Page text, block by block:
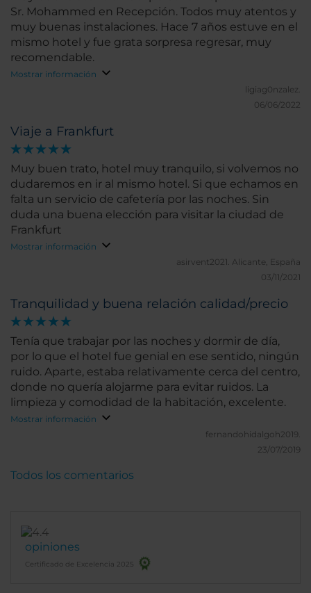
Sr. Mohammed en Recepción. Todos muy atentos y
muy buenas instalaciones. Hace 7 años estuve en el
mismo hotel y fue grata sorpresa regresar, muy
recomendable.
Mostrar información
ligiag0nzalez.
06/06/2022
Viaje a Frankfurt
Muy buen trato, hotel muy tranquilo, si volvemos no
dudaremos en ir al mismo hotel. Si que echamos en
falta un servicio de cafetería por las noches. Sin
duda una buena elección para visitar la ciudad de
Frankfurt
Mostrar información
asirvent2021. Alicante, España
03/11/2021
Tranquilidad y buena relación calidad/precio
Tenía que trabajar por las noches y dormir de día,
por lo que el hotel fue genial en ese sentido, ningún
ruido. Aparte, estaba relativamente cerca del centro,
donde no quería alojarme para evitar ruidos. La
limpieza y comodidad de la habitación, excelente.
Mostrar información
fernandohidalgoh2019.
23/07/2019
opiniones
Certificado de Excelencia 2025
Todos los comentarios